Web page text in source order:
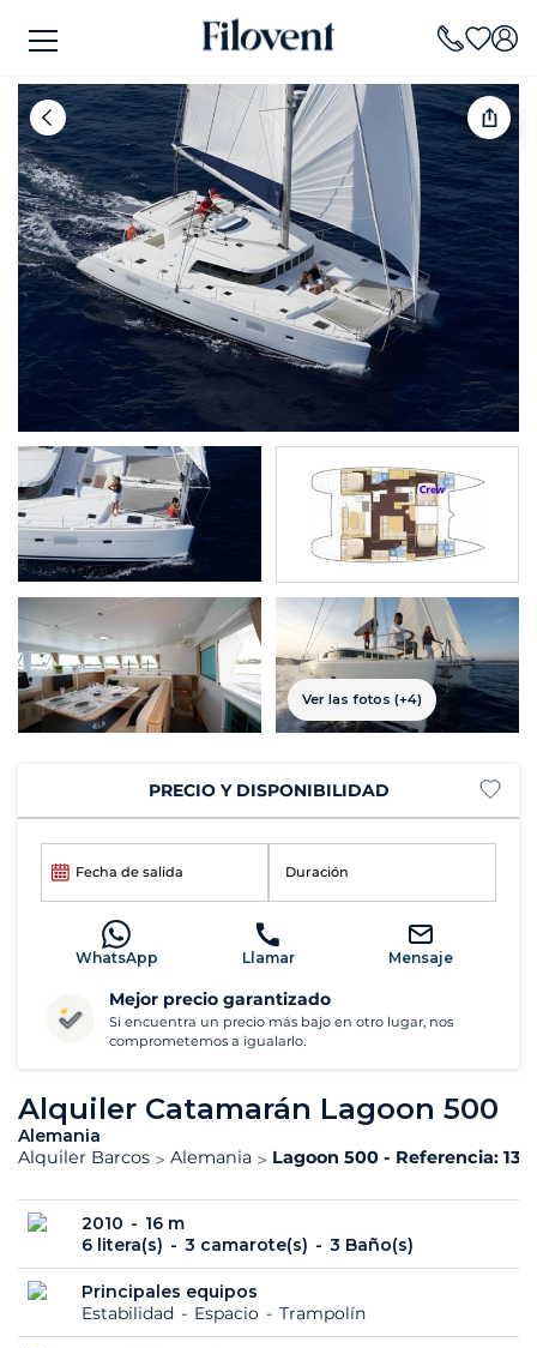
Ver las fotos (+4)
Alquiler Catamarán Lagoon 500
Alemania
Alquiler Barcos
Alemania Lagoon 500 - Referencia:
2010
16 m
6 litera(s)
3 camarote(s) 3 Baño(s)
Principales equipos
Estabilidad
Espacio Trampolín
PRECIO Y DISPONIBILIDAD
Fecha de salida Duración
WhatsApp Llamar Mensaje
Mejor precio garantizado
Si encuentra un precio más bajo en otro lugar, nos
comprometemos a igualarlo.